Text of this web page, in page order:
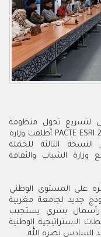
لتسريع تحول منظومة
التعليم العالي والبحث العلمي والابتكار PACTE ESRI 2030 أطلقت وزارة
النسخة الثالثة للحملة
وزارة الشباب والثقافة
على المستوى الوطني
جديد لجامعة مغربية
رأسمال بشري يستجيب
الاستراتيجية الوطنية
السادس نصره الله.